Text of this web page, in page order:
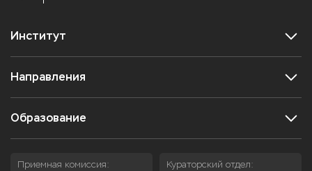
Институт
Направления
Образование
Приемная комиссия: Кураторский отдел: